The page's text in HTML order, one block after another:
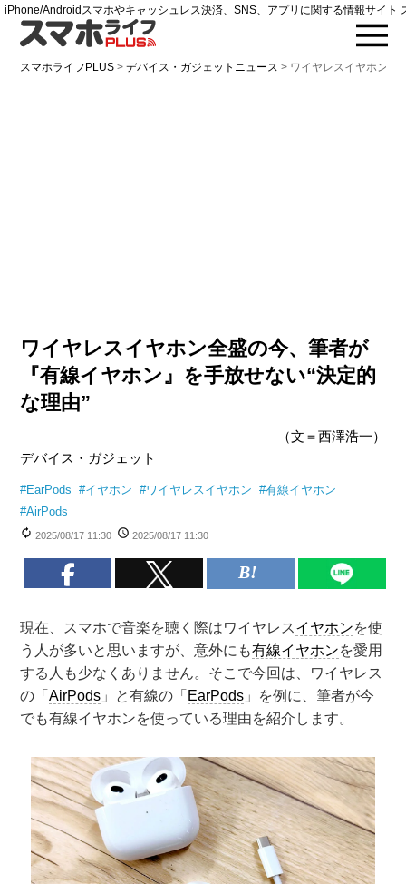
iPhone/Androidスマホやキャッシュレス決済、SNS、アプリに関する情報サイト
スマホライフPLUS >デバイス・ガジェットニュース > ワイヤレスイヤホン全
ワイヤレスイヤホン全盛の今、筆者が
『有線イヤホン』を手放せない“決定的
な理由”
（文＝西澤浩一）
デバイス・ガジェット
#EarPods #イヤホン #ワイヤレスイヤホン #有線イヤホン
#AirPods
2025/08/17 11:30 2025/08/17 11:30
現在、スマホで音楽を聴く際はワイヤレスイヤホンを使
う人が多いと思いますが、意外にも有線イヤホンを愛用
する人も少なくありません。そこで今回は、ワイヤレス
の「AirPods 」と有線の「 EarPods 」を例に、筆者が今
でも有線イヤホンを使っている理由を紹介します。